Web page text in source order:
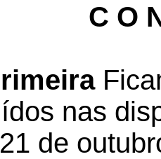
C O
nas
de